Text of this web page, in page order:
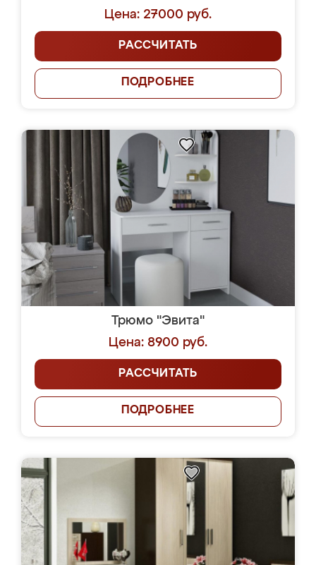
Цена: 27000 руб.
РАССЧИТАТЬ
ПОДРОБНЕЕ
Трюмо "Эвита"
Цена: 8900 руб.
РАССЧИТАТЬ
ПОДРОБНЕЕ